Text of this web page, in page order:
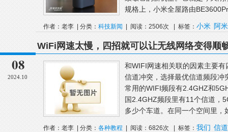
规格上，小米全屋路由
作者：老李 | 分类： 科技新闻 | 阅读：2506次 | 标签： 小米 阿米
08
2024.10
WiFi网速太慢，四招就可以让无线网络变得顺
和WIFI网速相关联的因素主要
信道冲突，选择最优信道频段
常用的WIFI频段有2.4GHZ和
国2.4GHZ频段里有11个信道，
多少个车道。在同一个空间里，
作者：老李 | 分类： 各种教程 | 阅读：6826次 | 标签： 我们 信道